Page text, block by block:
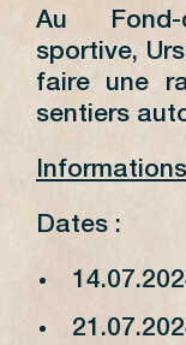
Au
sportive,
faire une
sentiers
Dates :